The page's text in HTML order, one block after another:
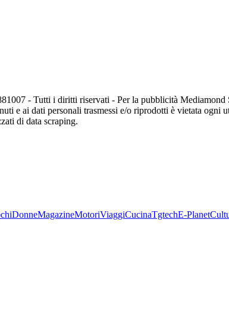
- Tutti i diritti riservati - Per la pubblicità
e ai dati personali trasmessi e/o riprodotti è vietata ogni
di data scraping.
DonneMagazineMotoriViaggiCucinaTgtechE-Planet